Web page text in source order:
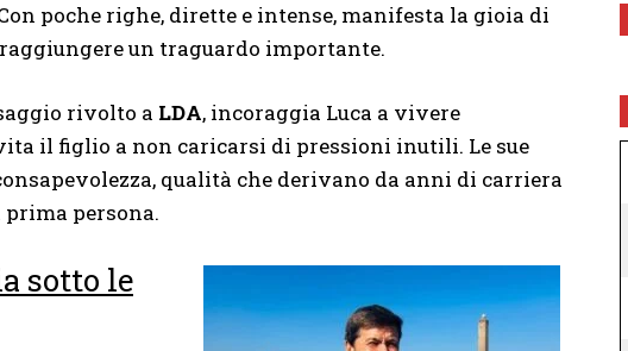
poche righe, dirette e intense, manifesta la gioia di
un traguardo importante.
rivolto a LDA, incoraggia Luca a vivere
il figlio a non caricarsi di pressioni inutili. Le sue
qualità che derivano da anni di carriera
persona.
sotto le